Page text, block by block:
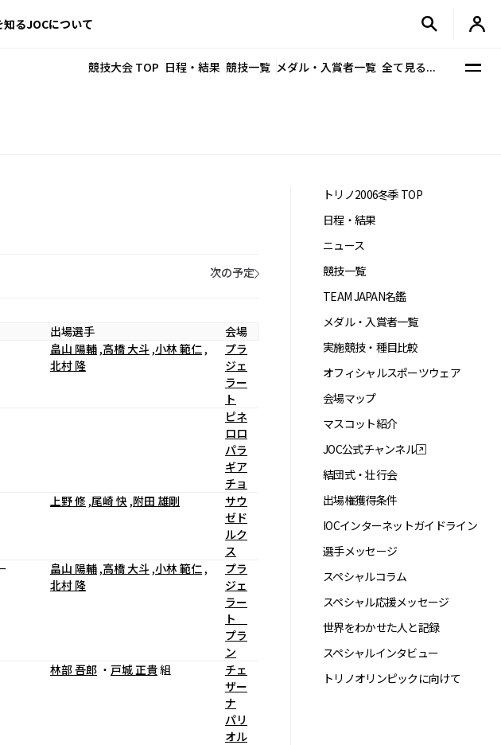
知るJOCについて
競技大会 TOP 日程・結果 競技一覧 メダル・入賞者一覧 全て見る...
次の予定
出場選手
会場
畠山 陽輔 ,高橋 大斗 ,小林 範仁 ,
北村 隆
プラ
ジェ
ラー
ト
ピネ
ロロ
パラ
ギア
チョ
上野 修 ,尾崎 快 ,附田 雄剛
サウ
ゼド
ルク
ス
畠山 陽輔 ,高橋 大斗 ,小林 範仁 ,
北村 隆
プラ
ジェ
ラー
ト
プラ
ン
林部 吾郎 ・ 戸城 正貴組
チェ
ザー
ナ
パリ
オル
トリノ2006冬季 TOP
日程・結果
ニュース
競技一覧
TEAM JAPAN名鑑
メダル・入賞者一覧
実施競技・種目比較
オフィシャルスポーツウェア
会場マップ
マスコット紹介
JOC公式チャンネル
結団式・壮行会
出場権獲得条件
IOCインターネットガイドライン
選手メッセージ
スペシャルコラム
スペシャル応援メッセージ
世界をわかせた人と記録
スペシャルインタビュー
トリノオリンピックに向けて